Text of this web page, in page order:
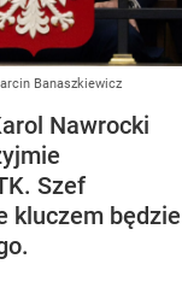
Banaszkiewicz
Nawrocki
Szef
kluczem będzie